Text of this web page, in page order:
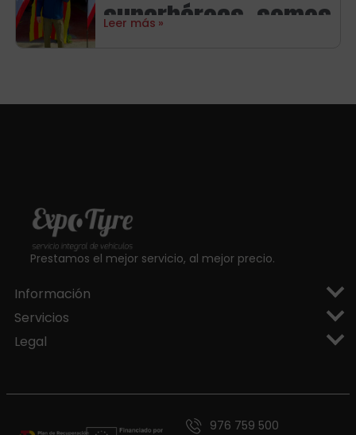
superhéroes, somos
Leer más
Prestamos el mejor servicio, al mejor precio.
Información
Servicios
Legal
976 759 500